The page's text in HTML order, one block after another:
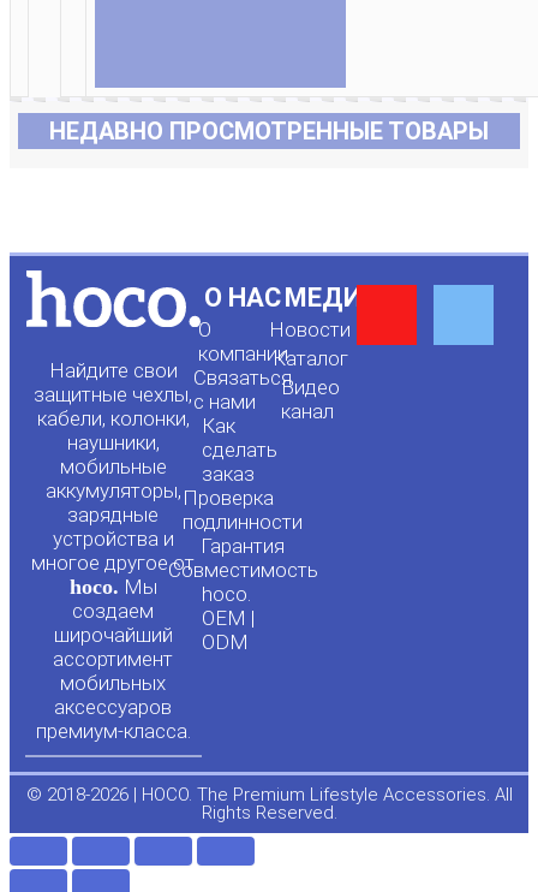
НЕДАВНО ПРОСМОТРЕННЫЕ ТОВАРЫ
Найдите свои
защитные чехлы,
кабели, колонки,
наушники,
мобильные
аккумуляторы,
зарядные
устройства и
многое другое от
hoco. Мы
создаем
широчайший
ассортимент
мобильных
аксессуаров
премиум-класса.
О НАС
О
компании
Связаться
с нами
Как
сделать
заказ
Проверка
подлинности
Гарантия
Совместимость
hoco.
OEM |
ODM
МЕДИА
Новости
Каталог
Видео
канал
-
f
© 2018-2026 | HOCO. The Premium Lifestyle Accessories. All
Rights Reserved.